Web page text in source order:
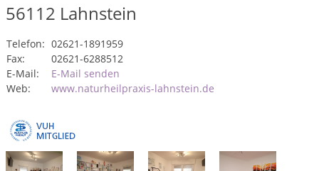
56112 Lahnstein
Telefon: 02621-1891959
Fax:
02621-6288512
E-Mail:
E-Mail senden
Web:
www.naturheilpraxis-lahnstein.de